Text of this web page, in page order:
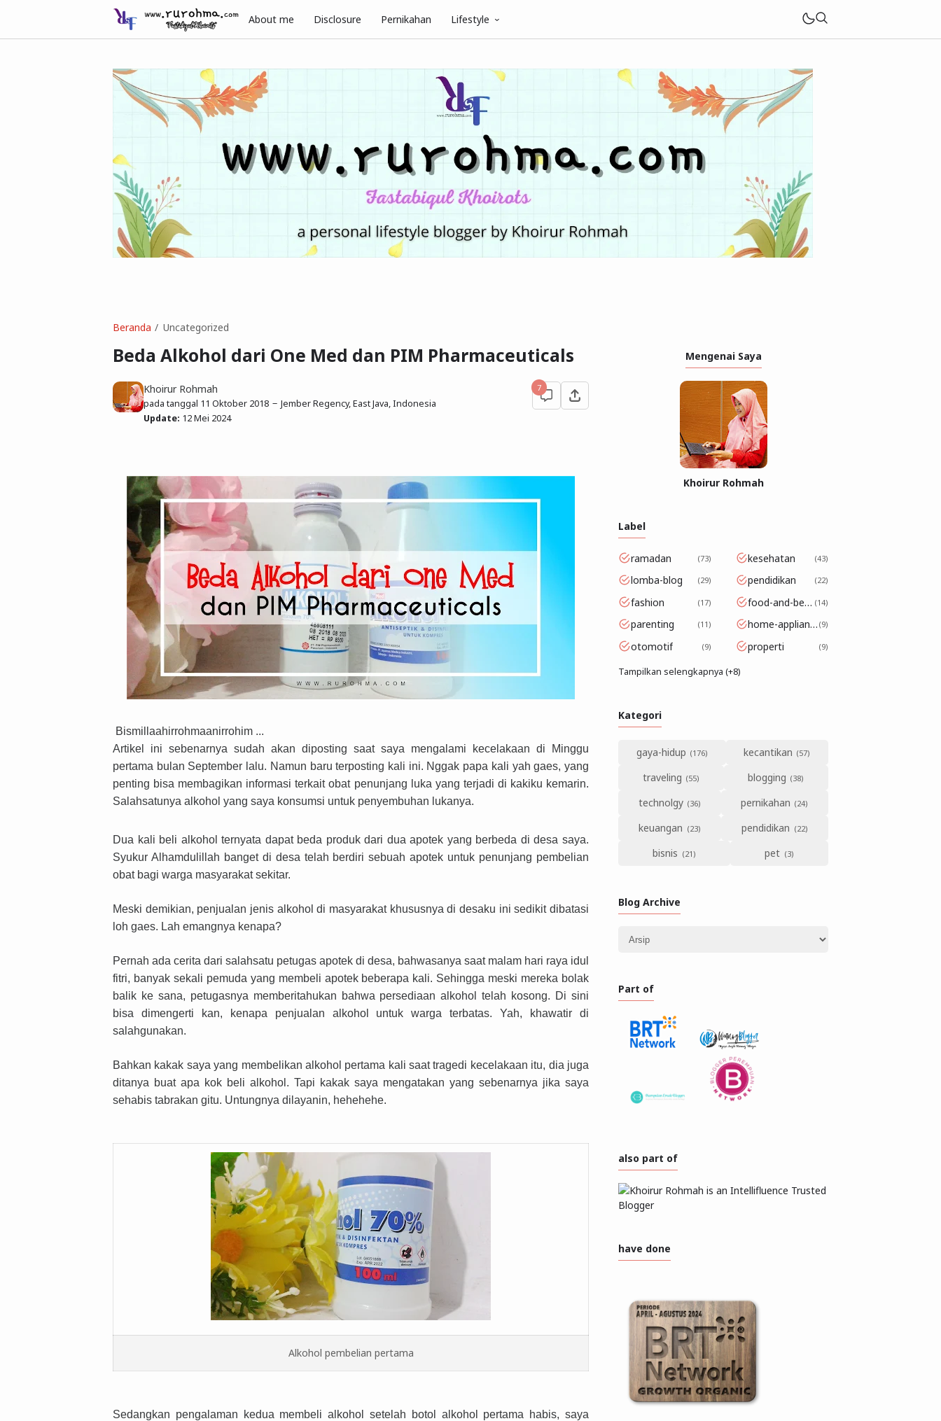
About me Disclosure Pernikahan Lifestyle
Beranda Uncategorized
Beda Alkohol dari One Med dan PIM Pharmaceuticals
Khoirur Rohmah
pada tanggal 11 Oktober 2018
Jember Regency, East Java, Indonesia
Update: 12 Mei 2024
7
Bismillaahirrohmaanirrohim ...
Artikel ini sebenarnya sudah akan diposting saat saya mengalami kecelakaan di Minggu
pertama bulan September lalu. Namun baru terposting kali ini. Nggak papa kali yah gaes, yang
penting bisa membagikan informasi terkait obat penunjang luka yang terjadi di kakiku kemarin.
Salahsatunya alkohol yang saya konsumsi untuk penyembuhan lukanya.
Dua kali beli alkohol ternyata dapat beda produk dari dua apotek yang berbeda di desa saya.
Syukur Alhamdulillah banget di desa telah berdiri sebuah apotek untuk penunjang pembelian
obat bagi warga masyarakat sekitar.
Meski demikian, penjualan jenis alkohol di masyarakat khususnya di desaku ini sedikit dibatasi
loh gaes. Lah emangnya kenapa?
Pernah ada cerita dari salahsatu petugas apotek di desa, bahwasanya saat malam hari raya idul
fitri, banyak sekali pemuda yang membeli apotek beberapa kali. Sehingga meski mereka bolak
balik ke sana, petugasnya memberitahukan bahwa persediaan alkohol telah kosong. Di sini
bisa dimengerti kan, kenapa penjualan alkohol untuk warga terbatas. Yah, khawatir di
salahgunakan.
Bahkan kakak saya yang membelikan alkohol pertama kali saat tragedi kecelakaan itu, dia juga
ditanya buat apa kok beli alkohol. Tapi kakak saya mengatakan yang sebenarnya jika saya
sehabis tabrakan gitu. Untungnya dilayanin, hehehehe.
Alkohol pembelian pertama
Sedangkan pengalaman kedua membeli alkohol setelah botol alkohol pertama habis, saya
Mengenai Saya
Khoirur Rohmah
Label
ramadan 73 kesehatan 43
lomba-blog 29 pendidikan 22
fashion 17 food-and-beverage 14
parenting 11 home-appliance 9
otomotif 9 properti 9
Tampilkan selengkapnya (+8)
Kategori
gaya-hidup
kecantikan
traveling
blogging
technolgy
pernikahan
keuangan
pendidikan
bisnis
pet
Blog Archive
Part of
also part of
have done